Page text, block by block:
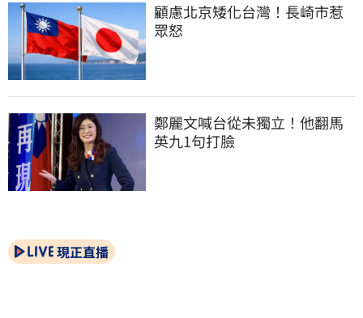
顧慮北京矮化台灣！長崎市惹
眾怒
鄭麗文喊台從未獨立！他翻馬
英九1句打臉
現正直播